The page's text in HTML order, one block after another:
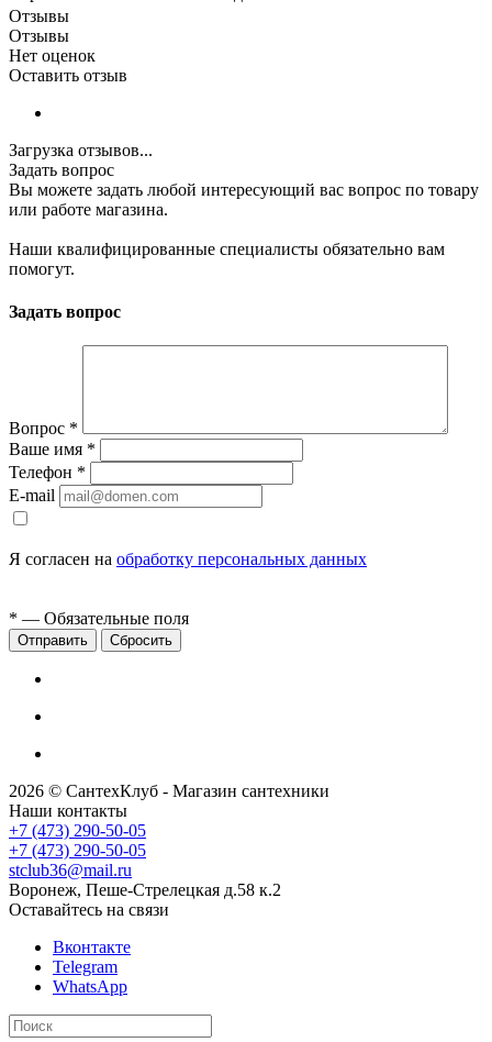
Отзывы
Отзывы
Нет оценок
Оставить отзыв
Загрузка отзывов...
Задать вопрос
Вы можете задать любой интересующий вас вопрос по товару
или работе магазина.
Наши квалифицированные специалисты обязательно вам
помогут.
Задать вопрос
Вопрос *
Ваше имя *
Телефон *
E-mail
Я согласен на обработку персональных данных
* — Обязательные поля
Сбросить
2026 © СантехКлуб - Магазин сантехники
Наши контакты
+7 (473) 290-50-05
+7 (473) 290-50-05
stclub36@mail.ru
Воронеж, Пеше-Стрелецкая д.58 к.2
Оставайтесь на связи
Вконтакте
Telegram
WhatsApp